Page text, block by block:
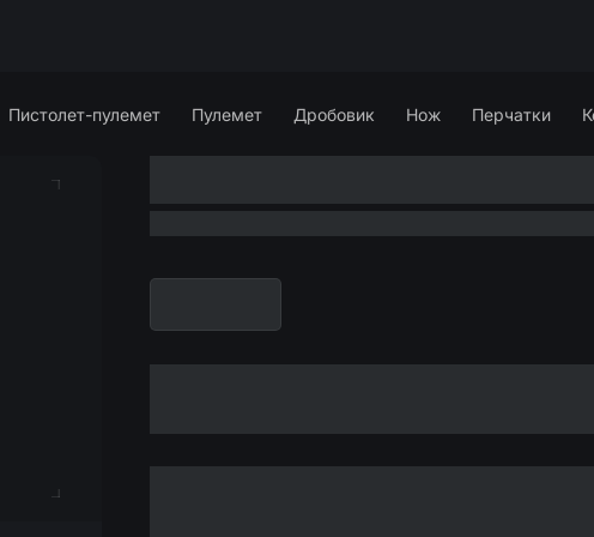
Пистолет-пулемет Пулемет Дробовик Нож Перчатки